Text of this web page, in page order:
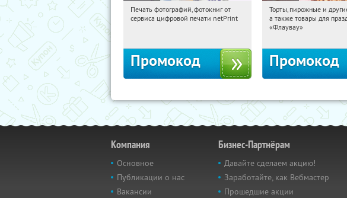
06:27:34 Получили:
Печать фотографий, фотокниг от
сервиса цифровой печати netPrint
Промокод
06:27:34
Россия
Торты, пирожные и
а также товары для
«Флаувау»
Промокод
Компания
Основное
Публикации о нас
Вакансии
Бизнес-Партнёрам
Давайте сделаем акцию!
Заработайте, как Вебмастер
Прошедшие акции